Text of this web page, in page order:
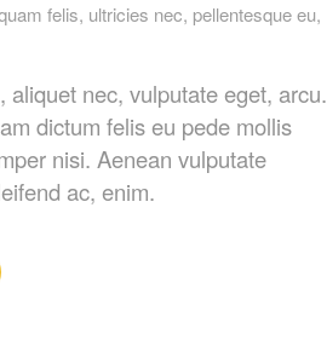
felis, ultricies nec, pellentesque eu,
nec, vulputate eget, arcu.
dictum felis eu pede mollis
nisi. Aenean vulputate
ac, enim.